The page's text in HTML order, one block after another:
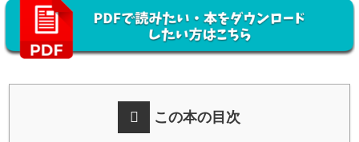
この本の目次